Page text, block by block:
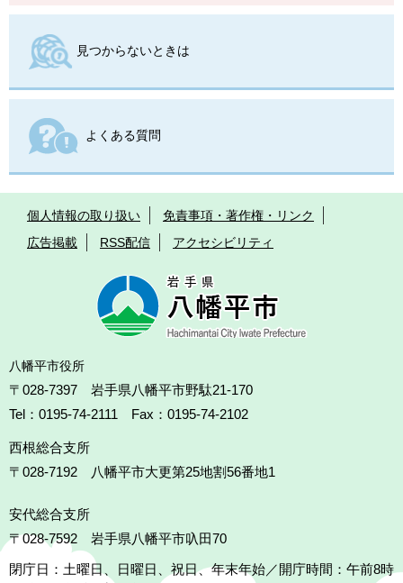
見つからないときは
よくある質問
個人情報の取り扱い
免責事項・著作権・リンク
広告掲載
RSS配信 アクセシビリティ
八幡平市役所
〒028-7397 岩手県八幡平市野駄21-170
Tel：0195-74-2111 Fax：0195-74-2102
西根総合支所
〒028-7192
八幡平市大更第25地割56番地1
安代総合支所
〒028-7592
岩手県八幡平市叺田70
閉庁日：土曜日、日曜日、祝日、年末年始／開庁時間：午前8時